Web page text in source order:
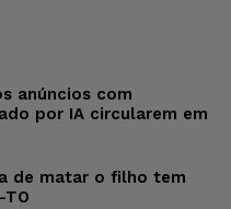
anúncios com
por IA circularem em
de matar o filho tem
TO